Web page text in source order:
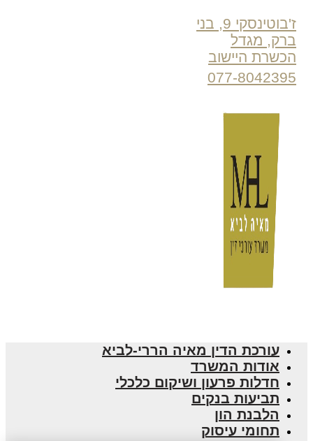
ז'בוטינסקי 9, בני
ברק, מגדל
הכשרת היישוב
077-8042395
עורכת הדין מאיה הררי-לביא
אודות המשרד
חדלות פרעון ושיקום כלכלי
תביעות בנקים
הלבנת הון
תחומי עיסוק